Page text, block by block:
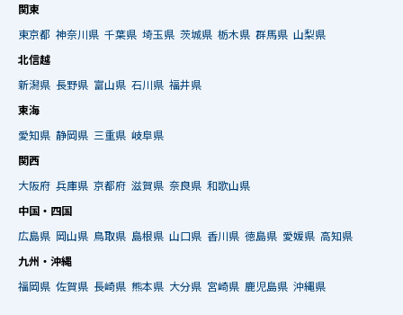
関東
東京都 神奈川県 千葉県 埼玉県 茨城県 栃木県 群馬県 山梨県
北信越
新潟県 長野県 富山県 石川県 福井県
東海
愛知県 静岡県 三重県 岐阜県
関西
大阪府 兵庫県 京都府 滋賀県 奈良県 和歌山県
中国・四国
広島県 岡山県 鳥取県 島根県 山口県 香川県 徳島県 愛媛県 高知県
九州・沖縄
福岡県 佐賀県 長崎県 熊本県 大分県 宮崎県 鹿児島県 沖縄県